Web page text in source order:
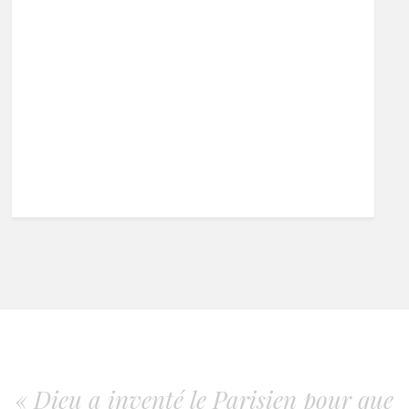
« Dieu a inventé le Parisien pour que